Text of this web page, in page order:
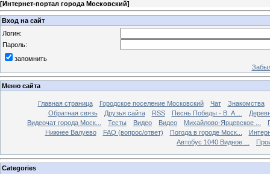
[Интернет-портал города Московский]
Вход на сайт
Логин:
Пароль:
запомнить
Меню сайта
Главная страница Городское поселение Московский Чат
Знакомства
Обратная связь
Друзья сайта RSS Песнь Победы - В. А....
Видеочат города Моск...
Тесты Видео Видео Михайлово-Ярцевское ...
Нижнее Валуево
FAQ (вопрос/ответ) Погода в городе Моск...
Автобус 1040 Видное ...
Categories